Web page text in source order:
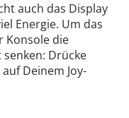
auch das Display
Energie. Um das
Konsole die
Drücke
Deinem Joy-